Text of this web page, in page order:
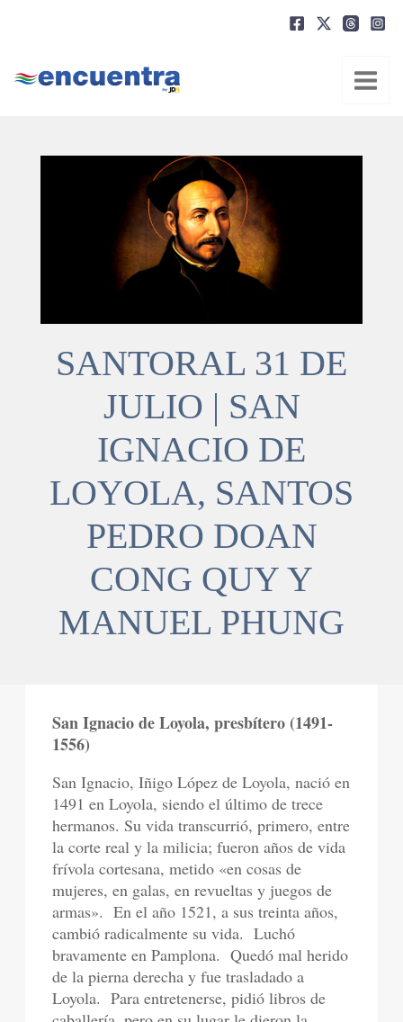
SANTORAL 31 DE
JULIO | SAN
IGNACIO DE
LOYOLA, SANTOS
PEDRO DOAN
CONG QUY Y
MANUEL PHUNG
San Ignacio de Loyola, presbítero (1491-
1556)
San Ignacio, Iñigo López de Loyola, nació en
1491 en Loyola, siendo el último de trece
hermanos. Su vida transcurrió, primero, entre
la corte real y la milicia; fueron años de vida
frívola cortesana, metido «en cosas de
mujeres, en galas, en revueltas y juegos de
armas». En el año 1521, a sus treinta años,
cambió radicalmente su vida. Luchó
bravamente en Pamplona. Quedó mal herido
de la pierna derecha y fue trasladado a
Loyola. Para entretenerse, pidió libros de